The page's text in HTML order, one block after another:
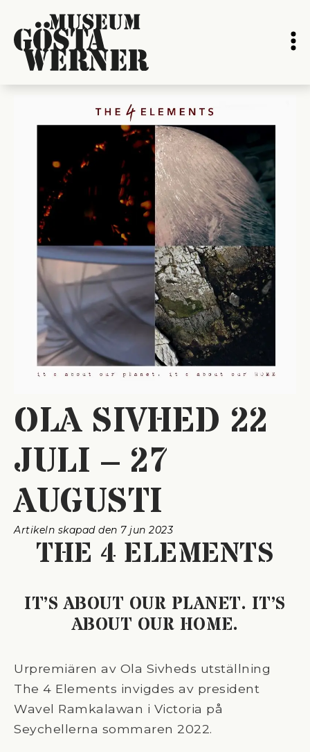
OLA SIVHED 22
JULI – 27
AUGUSTI
Artikeln skapad den 7 jun 2023
THE 4 ELEMENTS
IT’S ABOUT OUR PLANET. IT’S
ABOUT OUR HOME.
Urpremiären av Ola Sivheds utställning
The 4 Elements invigdes av president
Wavel Ramkalawan i Victoria på
Seychellerna sommaren 2022.